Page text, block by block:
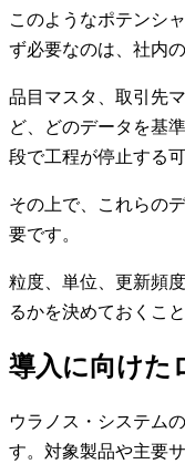
このようなポテンシ
ず必要なのは、社内
品目マスタ、取引先
ど、どのデータを基
段で工程が停止する
その上で、これらの
要です。
粒度、単位、更新頻
るかを決めておくこ
導入に向けた
ウラノス・システム
す。対象製品や主要